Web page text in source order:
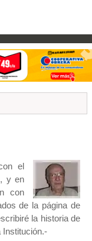
el
y en
con
de la página de
la historia de
Institución.-